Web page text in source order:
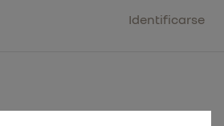
Identificarse